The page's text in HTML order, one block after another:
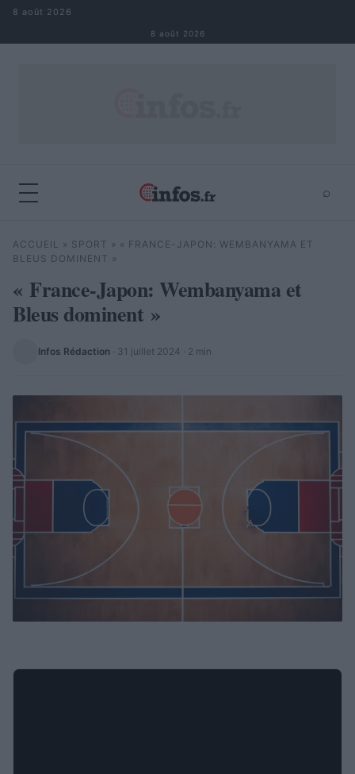
Aller au contenu
8 août 2026
8 août 2026
⌕
Rechercher ⌕
ACCUEIL » SPORT » « FRANCE-JAPON: WEMBANYAMA ET
BLEUS DOMINENT »
« France-Japon: Wembanyama et
Bleus dominent »
Infos Rédaction · 31 juillet 2024 · 2 min